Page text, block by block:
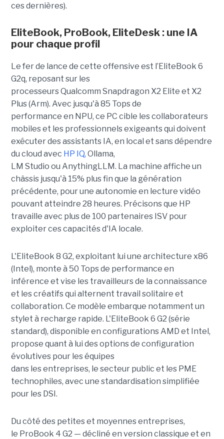
ces dernières).
EliteBook, ProBook, EliteDesk : une IA
pour chaque profil
Le fer de lance de cette offensive est l’EliteBook 6
G2q, reposant sur les
processeurs Qualcomm Snapdragon X2 Elite et X2
Plus (Arm). Avec jusqu'à 85 Tops de
performance en NPU, ce PC cible les collaborateurs
mobiles et les professionnels exigeants qui doivent
exécuter des assistants IA, en local et sans dépendre
du cloud avec HP IQ, Ollama,
LM Studio ou AnythingLLM. La machine affiche un
châssis jusqu'à 15% plus fin que la génération
précédente, pour une autonomie en lecture vidéo
pouvant atteindre 28 heures. Précisons que HP
travaille avec plus de 100 partenaires ISV pour
exploiter ces capacités d'IA locale.
L'EliteBook 8 G2, exploitant lui une architecture x86
(Intel), monte à 50 Tops de performance en
inférence et vise les travailleurs de la connaissance
et les créatifs qui alternent travail solitaire et
collaboration. Ce modèle embarque notamment un
stylet à recharge rapide. L'EliteBook 6 G2 (série
standard), disponible en configurations AMD et Intel,
propose quant à lui des options de configuration
évolutives pour les équipes
dans les entreprises, le secteur public et les PME
technophiles, avec une standardisation simplifiée
pour les DSI.
Du côté des petites et moyennes entreprises,
le ProBook 4 G2 — décliné en version classique et en